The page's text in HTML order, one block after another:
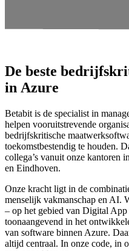
De beste
in Azure
Betabit is de specialist in
helpen vooruitstrevende
bedrijfskritische
toekomstbestendig te houden.
collega’s vanuit onze kantoren
en Eindhoven.
Onze kracht ligt in de
menselijk vakmanschap en AI.
– op het gebied van Digital
toonaangevend in het
van software binnen Azure.
altijd centraal. In onze code, in